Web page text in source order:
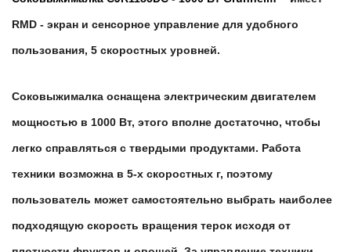
RMD - экран и сенсорное управление для удобного
пользования, 5 скоростных уровней.
Соковыжималка оснащена электрическим двигателем
мощностью в 1000 Вт, этого вполне достаточно, чтобы
легко справляться с твердыми продуктами. Работа
техники возможна в 5-х скоростных г, поэтому
пользователь может самостоятельно выбрать наиболее
подходящую скорость вращения терок исходя от